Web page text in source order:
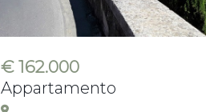
€ 162.000
Appartamento